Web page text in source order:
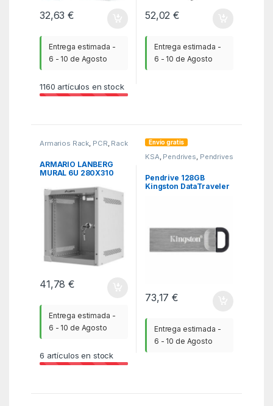
32,63€
Entrega estimada -
6 - 10 de Agosto
1160 artículos en stock
52,02€
Entrega estimada -
6 - 10 de Agosto
Armarios Rack PCR Rack
ARMARIO LANBERG
MURAL 6U 280X310
GRIS PUERTA CRISTAL
41,78€
Entrega estimada -
6 - 10 de Agosto
6 artículos en stock
Envío gratis
KSA Pendrives Pendrives
Pendrive 128GB
Kingston DataTraveler
73,17€
Entrega estimada -
6 - 10 de Agosto